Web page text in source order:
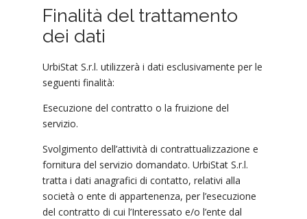
Finalità del trattamento
dei dati
UrbiStat S.r.l. utilizzerà i dati esclusivamente per le
seguenti finalità:
Esecuzione del contratto o la fruizione del
servizio.
Svolgimento dell’attività di contrattualizzazione e
fornitura del servizio domandato. UrbiStat S.r.l.
tratta i dati anagrafici di contatto, relativi alla
società o ente di appartenenza, per l’esecuzione
del contratto di cui l’Interessato e/o l’ente dal